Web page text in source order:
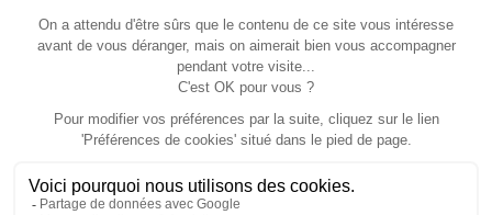
Kit Renfort VB Semi Air
Boxer/Jumper/Ducato X250-X290 après 2006
Comparer
Réf : 030600 EN STOCK
Pack renforts à air avec
kit compresseur double
Comparer